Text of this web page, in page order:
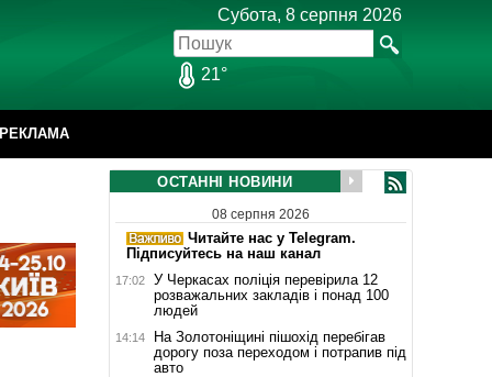
Субота, 8 серпня 2026
21°
РЕКЛАМА
ОСТАННІ НОВИНИ
08 серпня 2026
Читайте нас у Telegram.
Підписуйтесь на наш канал
17:02
У Черкасах поліція перевірила 12
розважальних закладів і понад 100
людей
14:14
На Золотоніщині пішохід перебігав
дорогу поза переходом і потрапив під
авто